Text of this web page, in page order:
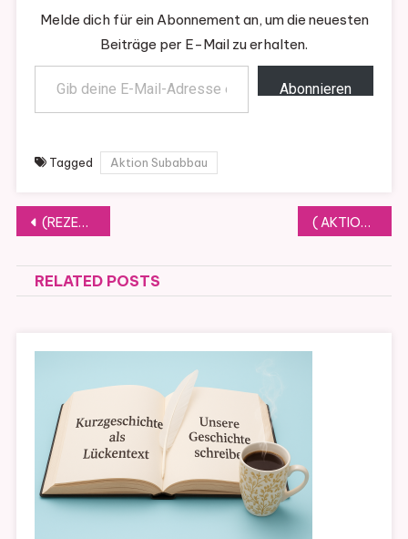
Melde dich für ein Abonnement an, um die neuesten
Beiträge per E-Mail zu erhalten.
Gib deine E-Mail-Adresse ein ...
Abonnieren
Tagged Aktion Subabbau
Beitragsnavigation
(REZENSION) Die Einladung von Sebastian Fitzek ( AKTION ) COVER WEDNESDAY #28
RELATED POSTS